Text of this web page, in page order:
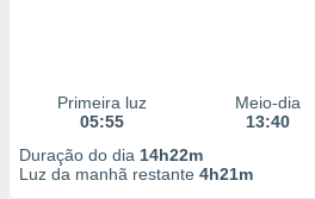
Primeira luz
05:55
Meio-dia
13:40
Duração do dia 14h22m
Luz da manhã restante 4h21m